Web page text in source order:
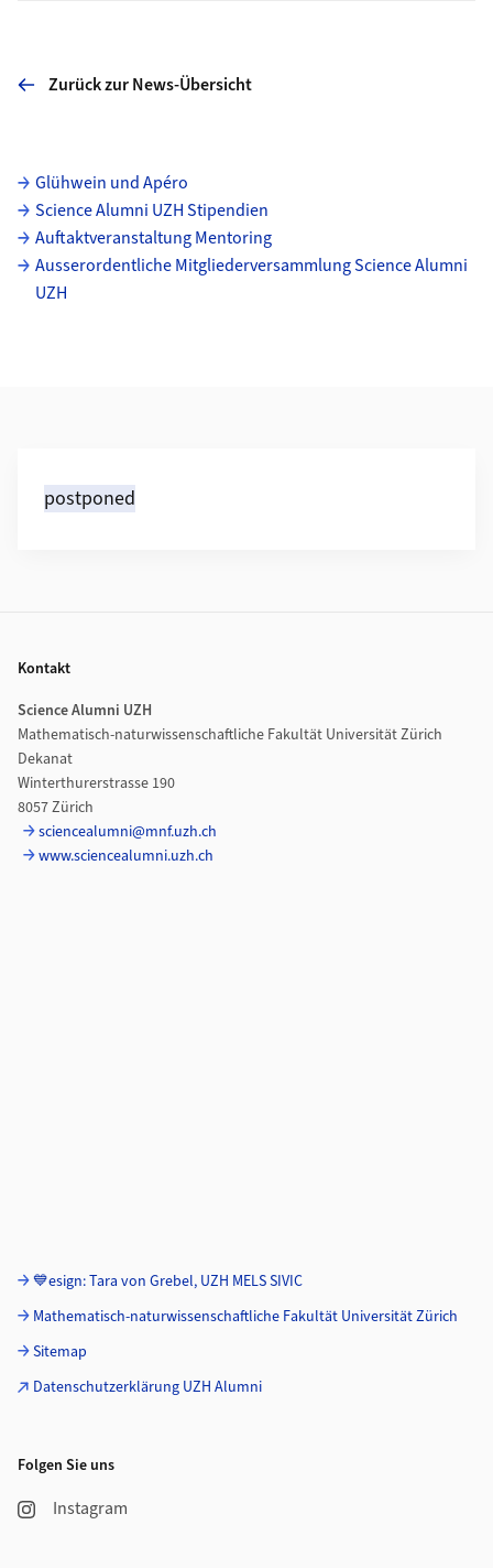
Zurück zur News-Übersicht
Unterseiten
Glühwein und Apéro
Science Alumni UZH Stipendien
Auftaktveranstaltung Mentoring
Ausserordentliche Mitgliederversammlung Science Alumni
UZH
postponed
Kontakt
Science Alumni UZH
Mathematisch-naturwissenschaftliche Fakultät Universität Zürich
Dekanat
Winterthurerstrasse 190
8057 Zürich
sciencealumni@mnf.uzh.ch
www.sciencealumni.uzh.ch
💙esign: Tara von Grebel, UZH MELS SIVIC
Mathematisch-naturwissenschaftliche Fakultät Universität Zürich
Sitemap
Datenschutzerklärung UZH Alumni
Folgen Sie uns
Instagram